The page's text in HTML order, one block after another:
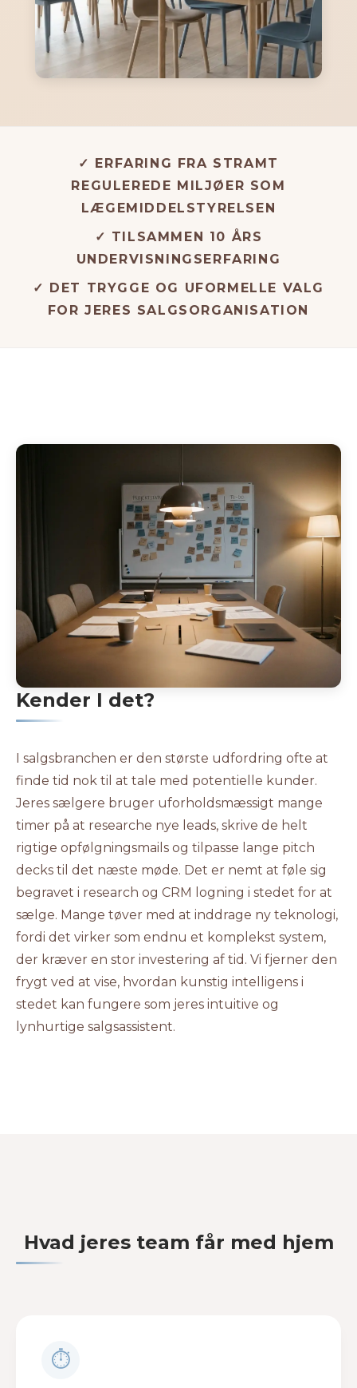
✓ ERFARING FRA STRAMT
REGULEREDE MILJØER SOM
LÆGEMIDDELSTYRELSEN
✓ TILSAMMEN 10 ÅRS
UNDERVISNINGSERFARING
✓ DET TRYGGE OG UFORMELLE VALG
FOR JERES SALGSORGANISATION
Kender I det?
I salgsbranchen er den største udfordring ofte at
finde tid nok til at tale med potentielle kunder.
Jeres sælgere bruger uforholdsmæssigt mange
timer på at researche nye leads, skrive de helt
rigtige opfølgningsmails og tilpasse lange pitch
decks til det næste møde. Det er nemt at føle sig
begravet i research og CRM logning i stedet for at
sælge. Mange tøver med at inddrage ny teknologi,
fordi det virker som endnu et komplekst system,
der kræver en stor investering af tid. Vi fjerner den
frygt ved at vise, hvordan kunstig intelligens i
stedet kan fungere som jeres intuitive og
lynhurtige salgsassistent.
Hvad jeres team får med hjem
⏱